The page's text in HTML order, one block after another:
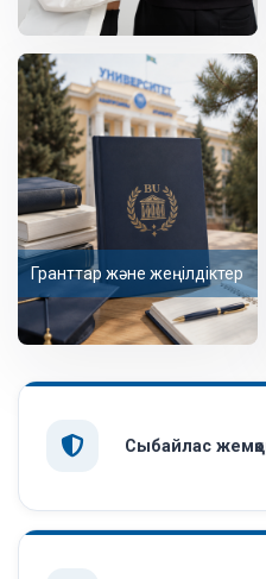
Гранттар және жеңілдіктер
Сыбайлас